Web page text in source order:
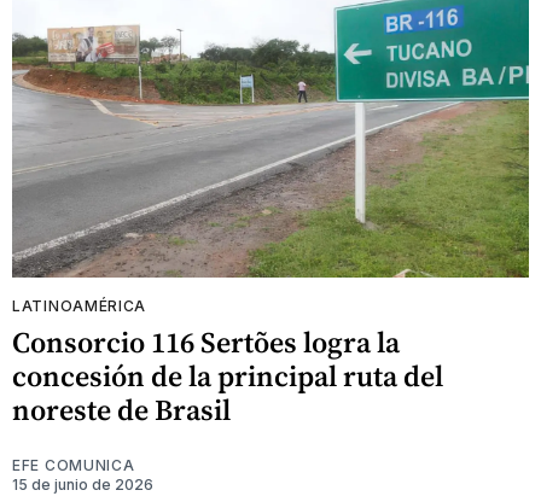
LATINOAMÉRICA
Consorcio 116 Sertões logra la
concesión de la principal ruta del
noreste de Brasil
EFE COMUNICA
15 de junio de 2026